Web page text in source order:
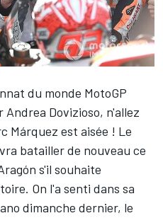
du monde MotoGP
Andrea Dovizioso, n'allez
Márquez est aisée ! Le
batailler de nouveau ce
s'il souhaite
On l'a senti dans sa
dimanche dernier, le